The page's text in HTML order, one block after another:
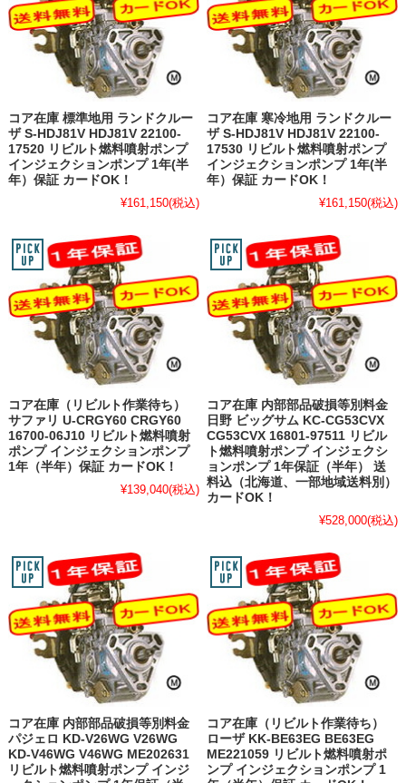
コア在庫 標準地用 ランドクルー
ザ S-HDJ81V HDJ81V 22100-
17520 リビルト燃料噴射ポンプ
インジェクションポンプ 1年(半
年）保証 カードOK！
¥161,150(税込)
コア在庫 寒冷地用 ランドクルー
ザ S-HDJ81V HDJ81V 22100-
17530 リビルト燃料噴射ポンプ
インジェクションポンプ 1年(半
年）保証 カードOK！
¥161,150(税込)
コア在庫（リビルト作業待ち）
サファリ U-CRGY60 CRGY60
16700-06J10 リビルト燃料噴射
ポンプ インジェクションポンプ
1年（半年）保証 カードOK！
¥139,040(税込)
コア在庫 内部部品破損等別料金
日野 ビッグサム KC-CG53CVX
CG53CVX 16801-97511 リビル
ト燃料噴射ポンプ インジェクシ
ョンポンプ 1年保証（半年） 送
料込（北海道、一部地域送料別）
カードOK！
¥528,000(税込)
コア在庫 内部部品破損等別料金
パジェロ KD-V26WG V26WG
KD-V46WG V46WG ME202631
リビルト燃料噴射ポンプ インジ
コア在庫（リビルト作業待ち）
ローザ KK-BE63EG BE63EG
ME221059 リビルト燃料噴射ポ
ンプ インジェクションポンプ 1